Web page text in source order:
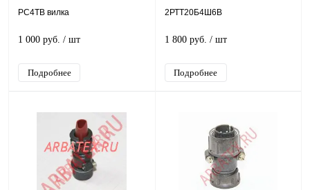
РС4ТВ вилка
1 000 руб. / шт
Подробнее
2РТТ20Б4Ш6В
1 800 руб. / шт
Подробнее